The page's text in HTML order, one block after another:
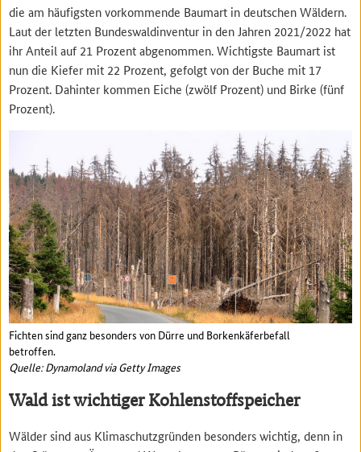
die am häufigsten vorkommende Baumart in deutschen Wäldern.
Laut der letzten Bundeswaldinventur in den Jahren 2021/2022 hat
ihr Anteil auf 21 Prozent abgenommen. Wichtigste Baumart ist
nun die Kiefer mit 22 Prozent, gefolgt von der Buche mit 17
Prozent. Dahinter kommen Eiche (zwölf Prozent) und Birke (fünf
Prozent).
Fichten sind ganz besonders von Dürre und Borkenkäferbefall
betroffen.
Quelle: Dynamoland via Getty Images
Wald ist wichtiger Kohlenstoffspeicher
Wälder sind aus Klimaschutzgründen besonders wichtig, denn in